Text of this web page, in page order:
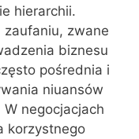
hierarchii.
zwane
biznesu
pośrednia i
niuansów
negocjacjach
korzystnego